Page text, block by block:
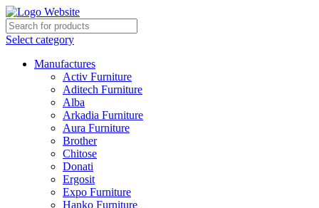
Select category
Manufactures
Activ Furniture
Aditech Furniture
Alba
Arkadia Furniture
Aura Furniture
Brother
Chitose
Donati
Ergosit
Expo Furniture
Hanko Furniture